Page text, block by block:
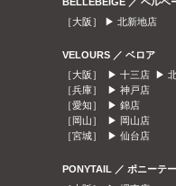
［大阪］ ▶ 北新地店
VELOURS ／ ベロア
［大阪］ ▶ 十三店 ▶
［兵庫］ ▶ 神戸店
［愛知］ ▶ 錦店
［岡山］ ▶ 岡山店
［宮城］ ▶ 仙台店
PONYTAIL ／ ポニーテ